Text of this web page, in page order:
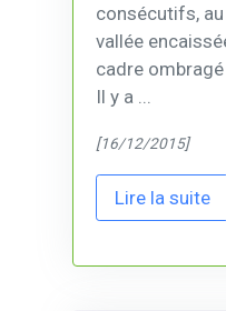
consécutifs,
vallée
cadre ombragé
Il y a ...
[16/12/2015]
Lire la suite